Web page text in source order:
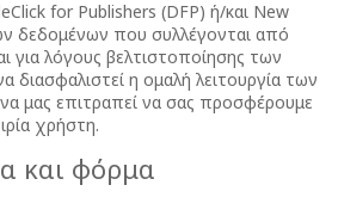
for Publishers (DFP) ή/και New
δεδομένων που συλλέγονται από
για λόγους βελτιστοποίησης των
η ομαλή λειτουργία των
μας επιτραπεί να σας προσφέρουμε
χρήστη.
και φόρμα